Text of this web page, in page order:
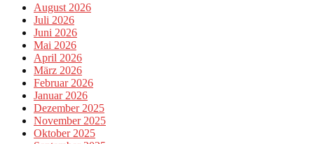
August 2026
Juli 2026
Juni 2026
Mai 2026
April 2026
März 2026
Februar 2026
Januar 2026
Dezember 2025
November 2025
Oktober 2025